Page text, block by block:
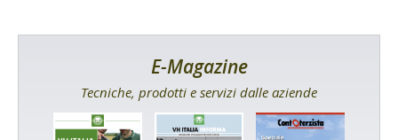
E-Magazine
Tecniche, prodotti e servizi dalle aziende